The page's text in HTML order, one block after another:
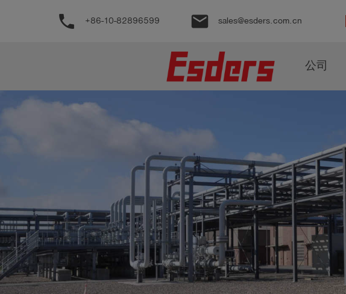
们
博
客
历
史
phone +86-10-82896599 email sales@esders.com.cn
公司